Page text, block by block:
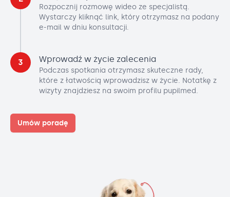
Rozpocznij rozmowę wideo ze specjalistą.
Wystarczy kliknąć link, który otrzymasz na podany
e-mail w dniu konsultacji.
3 Wprowadź w życie zalecenia
Podczas spotkania otrzymasz skuteczne rady,
które z łatwością wprowadzisz w życie. Notatkę z
wizyty znajdziesz na swoim profilu pupilmed.
Umów poradę